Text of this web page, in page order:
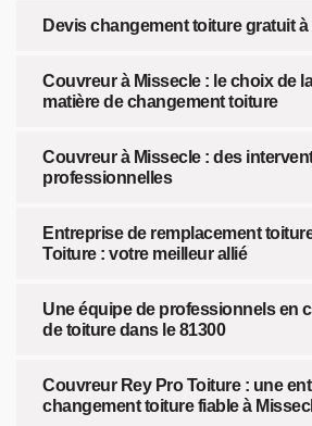
Devis changement toiture gratuit à
Couvreur à Missecle : le choix de
matière de changement toiture
Couvreur à Missecle : des
professionnelles
Entreprise de remplacement
Toiture : votre meilleur allié
Une équipe de professionnels en
de toiture dans le 81300
Couvreur Rey Pro Toiture : une
changement toiture fiable à